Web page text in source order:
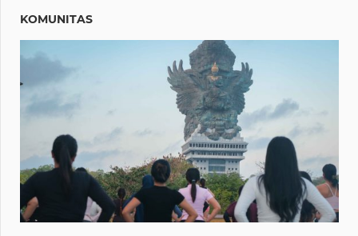
KOMUNITAS